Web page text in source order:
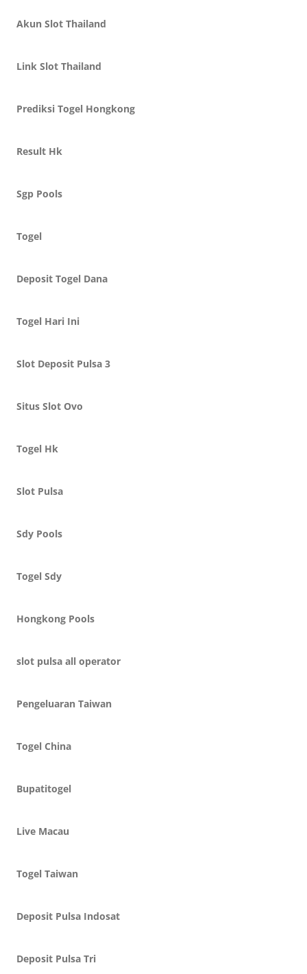
Akun Slot Thailand
Link Slot Thailand
Prediksi Togel Hongkong
Result Hk
Sgp Pools
Togel
Deposit Togel Dana
Togel Hari Ini
Slot Deposit Pulsa 3
Situs Slot Ovo
Togel Hk
Slot Pulsa
Sdy Pools
Togel Sdy
Hongkong Pools
slot pulsa all operator
Pengeluaran Taiwan
Togel China
Bupatitogel
Live Macau
Togel Taiwan
Deposit Pulsa Indosat
Deposit Pulsa Tri